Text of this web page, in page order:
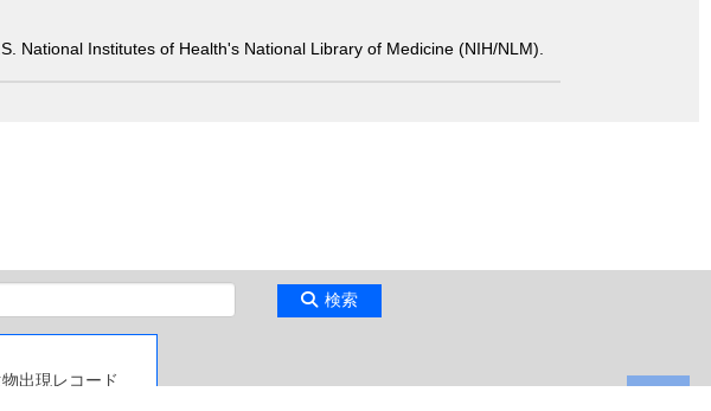
National Institutes of Health's National Library of Medicine (NIH/NLM).
検索
出現レコード